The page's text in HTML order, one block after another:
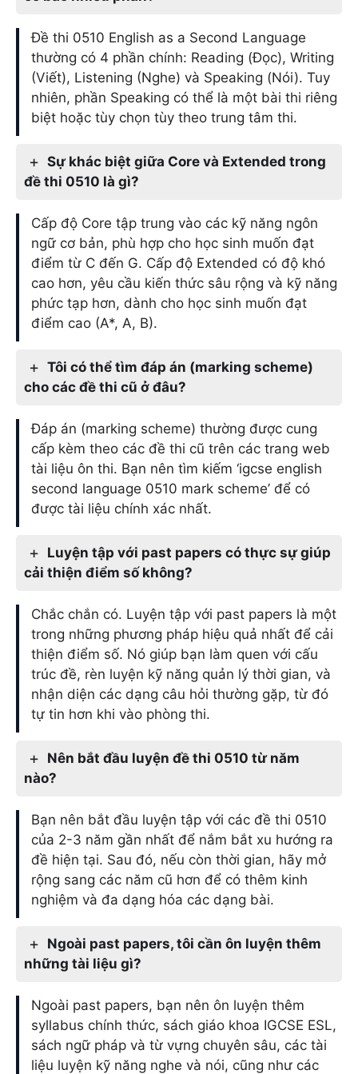
Đề thi 0510 English as a Second Language
thường có 4 phần chính: Reading (Đọc), Writing
(Viết), Listening (Nghe) và Speaking (Nói). Tuy
nhiên, phần Speaking có thể là một bài thi riêng
biệt hoặc tùy chọn tùy theo trung tâm thi.
Sự khác biệt giữa Core và Extended trong
đề thi 0510 là gì?
Cấp độ Core tập trung vào các kỹ năng ngôn
ngữ cơ bản, phù hợp cho học sinh muốn đạt
điểm từ C đến G. Cấp độ Extended có độ khó
cao hơn, yêu cầu kiến thức sâu rộng và kỹ năng
phức tạp hơn, dành cho học sinh muốn đạt
điểm cao (A*, A, B).
Tôi có thể tìm đáp án (marking scheme)
cho các đề thi cũ ở đâu?
Đáp án (marking scheme) thường được cung
cấp kèm theo các đề thi cũ trên các trang web
tài liệu ôn thi. Bạn nên tìm kiếm ‘igcse english
second language 0510 mark scheme’ để có
được tài liệu chính xác nhất.
Luyện tập với past papers có thực sự giúp
cải thiện điểm số không?
Chắc chắn có. Luyện tập với past papers là một
trong những phương pháp hiệu quả nhất để cải
thiện điểm số. Nó giúp bạn làm quen với cấu
trúc đề, rèn luyện kỹ năng quản lý thời gian, và
nhận diện các dạng câu hỏi thường gặp, từ đó
tự tin hơn khi vào phòng thi.
Nên bắt đầu luyện đề thi 0510 từ năm
nào?
Bạn nên bắt đầu luyện tập với các đề thi 0510
của 2-3 năm gần nhất để nắm bắt xu hướng ra
đề hiện tại. Sau đó, nếu còn thời gian, hãy mở
rộng sang các năm cũ hơn để có thêm kinh
nghiệm và đa dạng hóa các dạng bài.
Ngoài past papers, tôi cần ôn luyện thêm
những tài liệu gì?
Ngoài past papers, bạn nên ôn luyện thêm
syllabus chính thức, sách giáo khoa IGCSE ESL,
sách ngữ pháp và từ vựng chuyên sâu, các tài
liệu luyện kỹ năng nghe và nói, cũng như các